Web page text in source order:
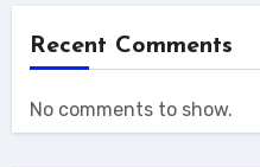
Recent Comments
No comments to show.